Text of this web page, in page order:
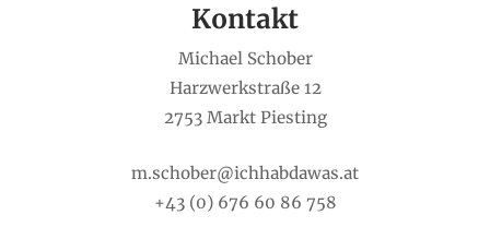
Kontakt
Michael Schober
Harzwerkstraße 12
2753 Markt Piesting
m.schober@ichhabdawas.at
+43 (0) 676 60 86 758